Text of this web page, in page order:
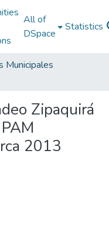
All of
DSpace
Statistics
Municipales
Zipaquirá
2013